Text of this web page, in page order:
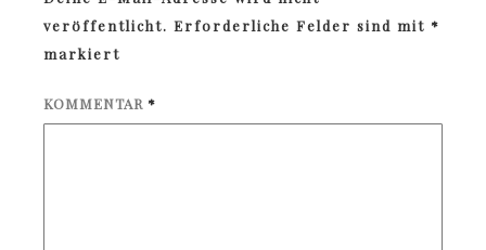
veröffentlicht. Erforderliche Felder sind mit *
markiert
KOMMENTAR *